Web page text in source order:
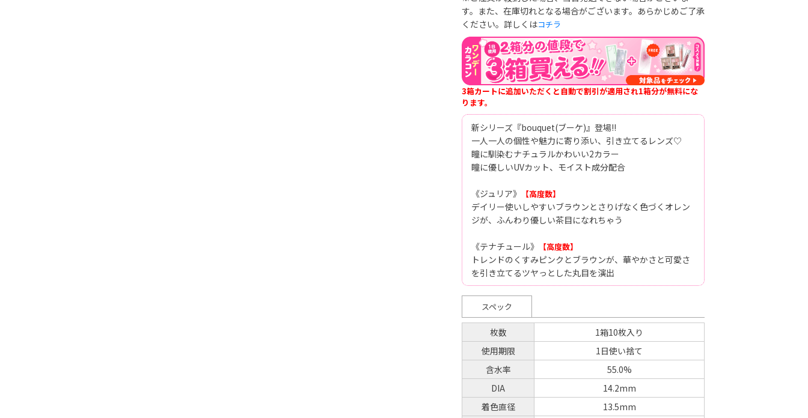
す。また、在庫切れとなる場合がございます。あらかじめご了承
ください。詳しくはコチラ
3箱カートに追加いただくと自動で割引が適用され1箱分が無料にな
ります。
新シリーズ『bouquet(ブーケ)』登場!!
一人一人の個性や魅力に寄り添い、引き立てるレンズ♡
瞳に馴染むナチュラルかわいい2カラー
瞳に優しいUVカット、モイスト成分配合
《ジュリア》 【高度数】
デイリー使いしやすいブラウンとさりげなく色づくオレン
ジが、ふんわり優しい茶目になれちゃう
《テナチュール》 【高度数】
トレンドのくすみピンクとブラウンが、華やかさと可愛さ
を引き立てるツヤっとした丸目を演出
スペック
枚数
1箱10枚入り
使用期限
1日使い捨て
含水率
55.0%
DIA
14.2mm
着色直径
13.5mm